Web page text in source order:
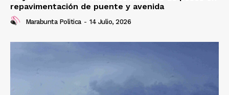
repavimentación de puente y avenida
Marabunta Politica - 14 Julio, 2026